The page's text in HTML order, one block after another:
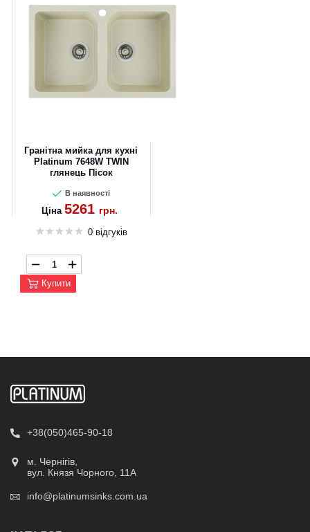
Гранітна мийка для кухні
Platinum 7648W TWIN
глянець Пісок
В наявності
Ціна 5261 грн.
0 відгуків
Купити
+38(050)465-90-18
м. Чернігів,
вул. Князя Чорного, 11А
info@platinumsinks.com.ua